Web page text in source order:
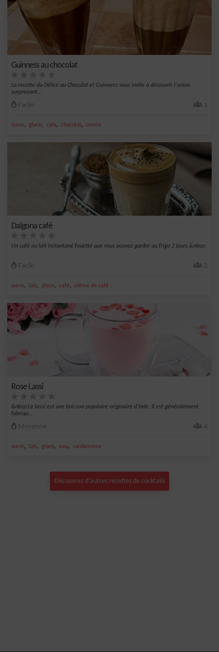
Guinness au chocolat
La recette du Délice au Chocolat et Guinness vous invite à découvrir l'union
surprenant...
Facile 1
sucre, glace, cola, chocolat, creme
Dalgona café
Un café au lait instantané fouetté que vous pouvez garder au frigo 2 jours.&nbsp;
Facile 2
sucre, lait, glace, café, crème de café
Rose Lassi
&nbsp;Le lassi est une boisson populaire originaire d'Inde. Il est généralement
fabriqu...
Moyenne 4
sucre, lait, glace, eau, cardamome
Découvrez d'autres recettes de cocktails